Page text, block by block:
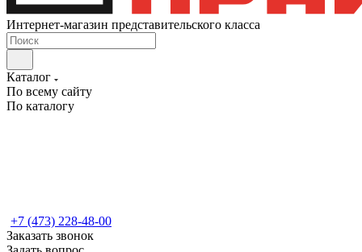
Интернет-магазин представительского класса
Каталог
По всему сайту
По каталогу
+7 (473) 228-48-00
Заказать звонок